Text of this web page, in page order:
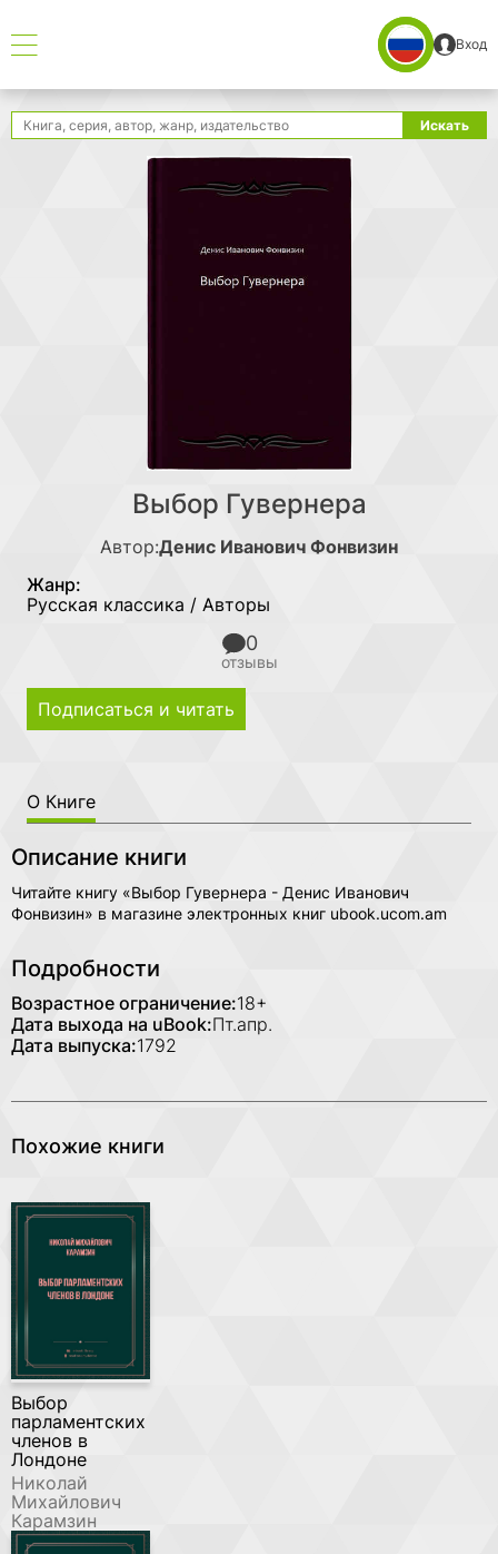
Вход
Поиск Искать
Выбор Гувернера
Автор:Денис Иванович Фонвизин
Жанр:
Русская классика / Авторы
0
отзывы
Подписаться и читать
О Книге
Описание книги
Читайте книгу «Выбор Гувернера - Денис Иванович
Фонвизин» в магазине электронных книг ubook.ucom.am
Подробности
Возрастное ограничение:18+
Дата выхода на uBook:Пт.апр.
Дата выпуска:1792
Похожие книги
Выбор
парламентских
членов в
Лондоне
Николай
Михайлович
Карамзин